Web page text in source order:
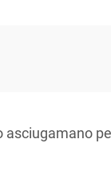
asciugamano